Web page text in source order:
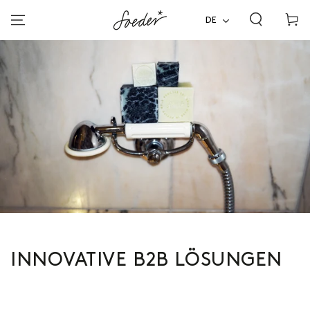
SPRINGEN
DE
INNOVATIVE B2B LÖSUNGEN